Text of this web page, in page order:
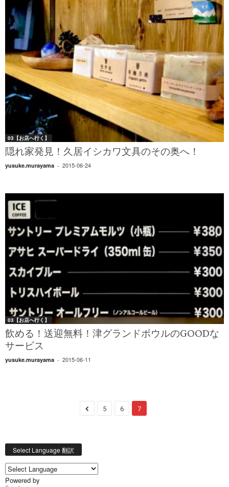
03【お店へ行く】
隠れ家発見！久居イシカワ文具のその奥へ！
yusuke.murayama - 2015-06-24
03【お店へ行く】
飲める！送迎無料！津グランドボウルのGOODな
サービス
yusuke.murayama - 2015-06-11
5 6 7
Select Language 翻訳
Powered by